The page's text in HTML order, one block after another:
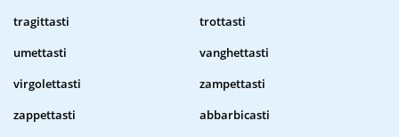
tragittasti
trottasti
umettasti
vanghettasti
virgolettasti
zampettasti
zappettasti
abbarbicasti